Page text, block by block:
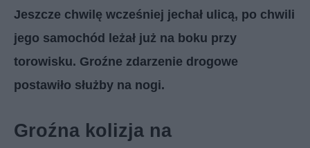
Jeszcze chwilę wcześniej jechał ulicą, po chwili
jego samochód leżał już na boku przy
torowisku. Groźne zdarzenie drogowe
postawiło służby na nogi.
Groźna kolizja na